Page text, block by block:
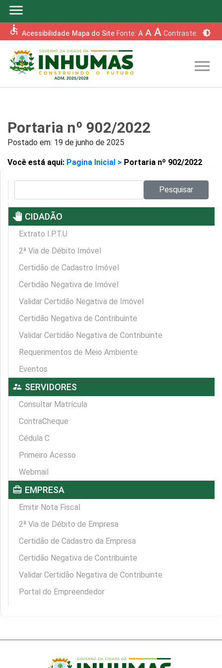
menu
accessible Acessibilidade Mapa do Site Fonte: A A A Contraste: brightness_6
menu
Portaria nº 902/2022
Postado em: 19 de junho de 2025
Você está aqui: Pagina Inicial > Portaria nº 902/2022
Pesquisar
pan_tool CIDADÃO
Extrato I.P.T.U
2ª Via de Débito Imóvel
Certidão de Cadastro Imóvel
Certidão Negativa de Imóvel
Validar Certidão Negativa de Imóvel
Certidão Negativa de Contribuinte
Validar Certidão Negativa de Contribuinte
Requerimentos de Meio Ambiente
Eventos
supervisor_account SERVIDORES
Consultar Matrícula
ContraCheque
Cédula C
Primeiro Acesso
Webmail
card_travel EMPRESA
Emitir Nota Fiscal
2ª Via de Débito de Empresa
Certidão de Cadastro da Empresa
Certidão Negativa de Contribuinte
Validar Certidão Negativa de Contribuinte
Portal do Empreendedor